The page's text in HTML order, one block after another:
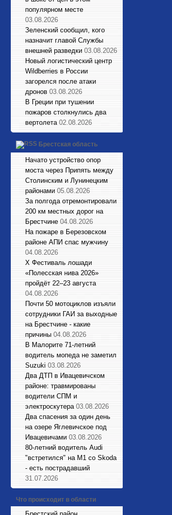
популярном месте
03.08.2026
Зеленский сообщил, кого
назначит главой Службы
внешней разведки 03.08.2026
Новый логистический центр
Wildberries в России
загорелся после атаки
дронов 03.08.2026
В Греции при тушении
пожаров столкнулись два
вертолета 02.08.2026
Брестская область
Начато устройство опор
моста через Припять между
Столинским и Лунинецким
районами 05.08.2026
За полгода отремонтировали
200 км местных дорог на
Брестчине 04.08.2026
На пожаре в Березовском
районе АПИ спас мужчину
04.08.2026
X Фестиваль лошади
«Полесская нива 2026»
пройдёт 22–23 августа
04.08.2026
Почти 50 мотоциклов изъяли
сотрудники ГАИ за выходные
на Брестчине - какие
причины 04.08.2026
В Малорите 71-летний
водитель мопеда не заметил
Suzuki 03.08.2026
Два ДТП в Ивацевичском
районе: травмированы
водители СПМ и
электроскутера 03.08.2026
Два спасения за один день
на озере Яглевичское под
Ивацевичами 03.08.2026
80-летний водитель Audi
"встретился" на М1 со Skoda
- есть пострадавший
31.07.2026
Что происходит в области